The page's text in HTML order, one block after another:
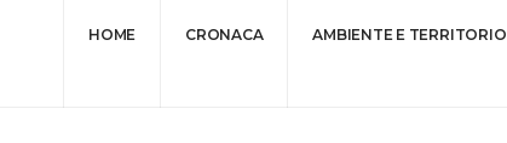
HOME CRONACA AMBIENTE E TERRITORIO